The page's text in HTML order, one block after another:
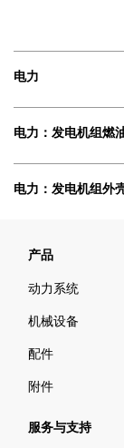
电力
电力：发电机组燃
电力：发电机组外
产品
动力系统
机械设备
配件
附件
服务与支持